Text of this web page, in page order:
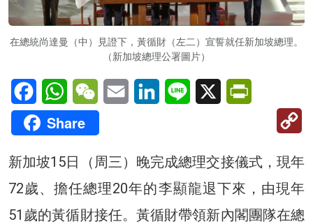
在總統尚達曼（中）見證下，黃循財（左二）宣誓就任新加坡總理。
（新加坡總理公署圖片）
FacebookWhatsAppWeChatEmail LinkedInLine X
Share
新加坡15日（周三）晚完成總理交接儀式，現年
72歲、擔任總理20年的李顯龍退下來，由現年
51歲的黃循財接任。黃循財帶領新內閣團隊在總